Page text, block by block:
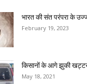
भारत की संत परंपरा के
February 19, 2023
किसानों के आगे झुकी
May 18, 2021